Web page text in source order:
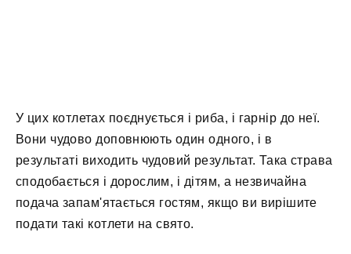
У цих котлетах поєднується і риба, і гарнір до неї.
Вони чудово доповнюють один одного, і в
результаті виходить чудовий результат. Така страва
сподобається і дорослим, і дітям, а незвичайна
подача запам'ятається гостям, якщо ви вирішите
подати такі котлети на свято.